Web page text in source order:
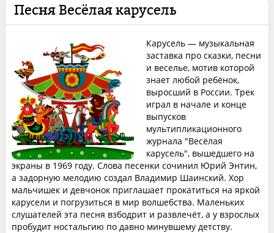
Песня Весёлая карусель
Карусель — музыкальная
заставка про сказки, песни
и веселье, мотив которой
знает любой ребёнок,
выросший в России. Трек
играл в начале и конце
выпусков
мультипликационного
журнала "Весёлая
карусель", вышедшего на
экраны в 1969 году. Слова песенки сочинил Юрий Энтин,
а задорную мелодию создал Владимир Шаинский. Хор
мальчишек и девчонок приглашает прокатиться на яркой
карусели и погрузиться в мир волшебства. Маленьких
слушателей эта песня взбодрит и развлечёт, а у взрослых
пробудит ностальгию по давно минувшему детству.